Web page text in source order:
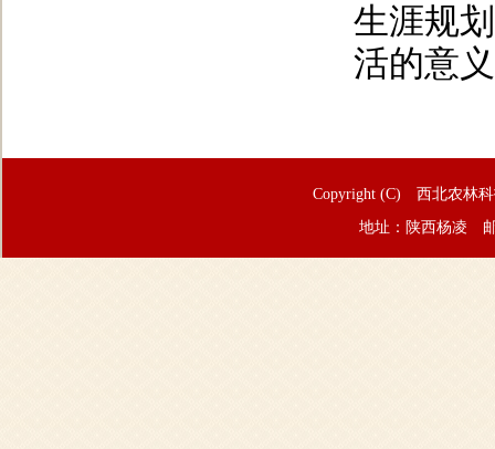
生涯规
活的意
Copyright (C) 西北农林
地址：陕西杨凌